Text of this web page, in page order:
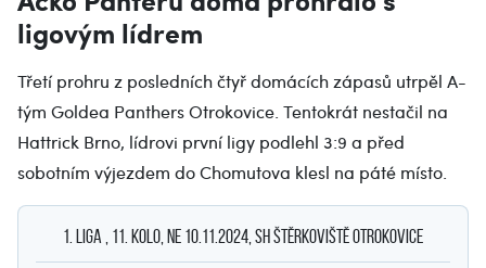
ligovým lídrem
Třetí prohru z posledních čtyř domácích zápasů utrpěl A-
tým Goldea Panthers Otrokovice. Tentokrát nestačil na
Hattrick Brno, lídrovi první ligy podlehl 3:9 a před
sobotním výjezdem do Chomutova klesl na páté místo.
1. Liga , 11. kolo, ne 10.11.2024, SH Štěrkoviště Otrokovice